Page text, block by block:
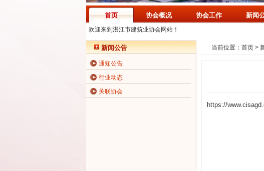
首页
欢迎来到湛江市建筑业协会网站！
协会概况 协会工作 新闻
新闻公告
通知公告
行业动态
关联协会
当前位置： 首页 >
https://